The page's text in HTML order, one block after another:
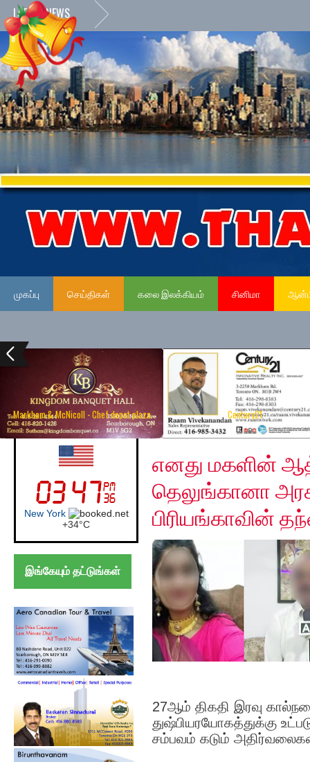
LATEST NEWS
முகப்பு செய்திகள் கலை இலக்கியம் சினிமா
Markham & McNicoll - Chef depot plaza Century21
UK (London)
London
+24°C
இங்கேயும் தட்டுங்கள்
Friday, December 6,
எனது மகளின்
தெலுங்கானா
பிரியங்காவின்
27ஆம் திகதி இரவு
துஷ்பியரயோகத்துக்கு
சம்பவம் கடும்